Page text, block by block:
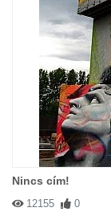
Nincs cím!
12155 0